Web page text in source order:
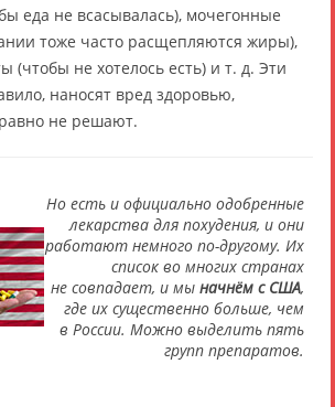
еда не всасывалась), мочегонные
тоже часто расщепляются жиры),
(чтобы не хотелось есть) и т. д. Эти
наносят вред здоровью,
не решают.
Но есть и официально одобренные
лекарства для похудения, и они
работают немного по-другому. Их
список во многих странах
не совпадает, и мы начнём с США,
где их существенно больше, чем
в России. Можно выделить пять
групп препаратов.